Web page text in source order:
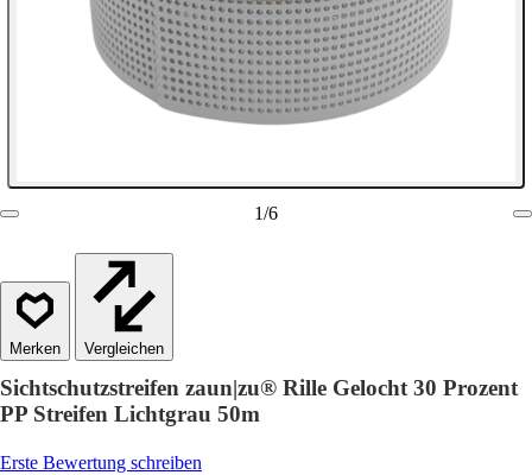
1/6
Vergleichen
Sichtschutzstreifen zaun|zu® Rille Gelocht 30 Prozent
PP Streifen Lichtgrau 50m
Erste Bewertung schreiben